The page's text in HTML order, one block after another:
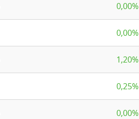
0,00%
0,00%
1,20%
0,25%
0,00%